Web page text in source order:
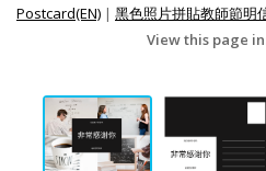
Postcard(EN) | 黑色照片拼貼教師節明
View this page